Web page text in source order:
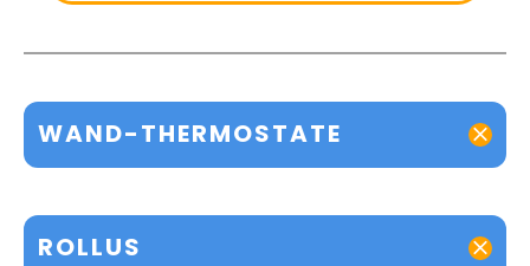
WAND-THERMOSTATE
ROLLUS